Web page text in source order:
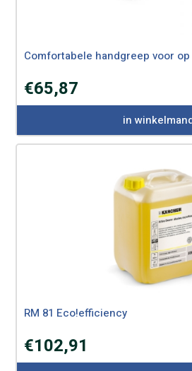
Comfortabele handgreep voor
€65,87
in
RM 81 Eco!efficiency
€102,91